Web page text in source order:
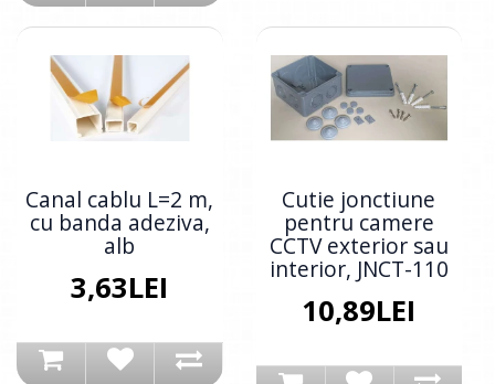
Canal cablu L=2 m,
cu banda adeziva,
alb
3,63LEI
Cutie jonctiune
pentru camere
CCTV exterior sau
interior, JNCT-110
10,89LEI